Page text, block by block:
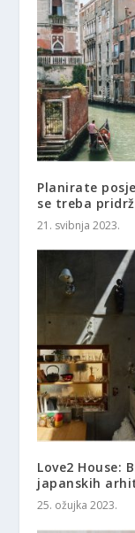
Planirate
se treba
21. svibnja 2023.
Love2 House:
japanskih
25. ožujka 2023.